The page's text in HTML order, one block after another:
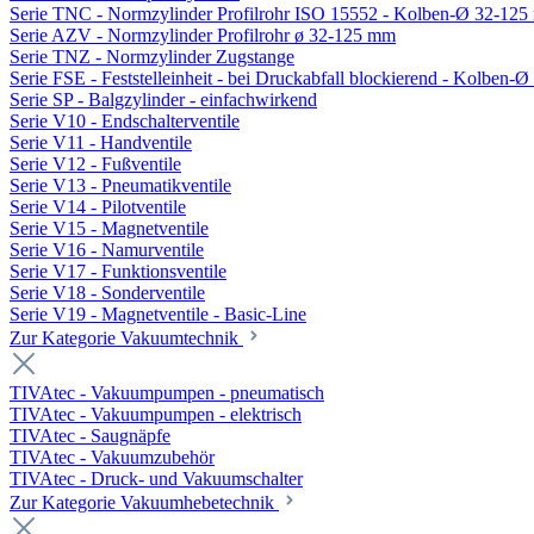
Serie TNC - Normzylinder Profilrohr ISO 15552 - Kolben-Ø 32-125
Serie AZV - Normzylinder Profilrohr ø 32-125 mm
Serie TNZ - Normzylinder Zugstange
Serie FSE - Feststelleinheit - bei Druckabfall blockierend - Kolben-Ø
Serie SP - Balgzylinder - einfachwirkend
Serie V10 - Endschalterventile
Serie V11 - Handventile
Serie V12 - Fußventile
Serie V13 - Pneumatikventile
Serie V14 - Pilotventile
Serie V15 - Magnetventile
Serie V16 - Namurventile
Serie V17 - Funktionsventile
Serie V18 - Sonderventile
Serie V19 - Magnetventile - Basic-Line
Zur Kategorie Vakuumtechnik
TIVAtec - Vakuumpumpen - pneumatisch
TIVAtec - Vakuumpumpen - elektrisch
TIVAtec - Saugnäpfe
TIVAtec - Vakuumzubehör
TIVAtec - Druck- und Vakuumschalter
Zur Kategorie Vakuumhebetechnik